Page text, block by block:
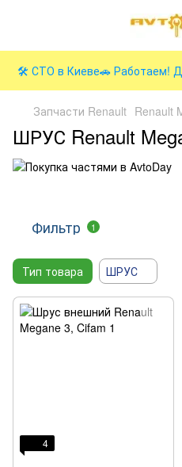
🛠️ СТО в Киеве🚗 Работаем!
Запчасти Renault Renault
ШРУС Renault
Фильтр 1
Тип товара ШРУС
4